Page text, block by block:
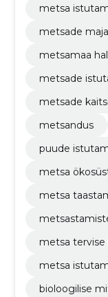
metsa
metsade
metsamaa
metsade
metsade
metsandus
puude
metsa
metsa
metsa tervise
metsa
bioloogilise